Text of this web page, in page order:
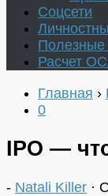
Соцсети
Расчет
Главная ›
0
IPO —
- Natali Killer ·